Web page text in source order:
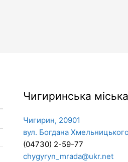
Чигиринська
Чигирин, 20901
вул. Богдана
(04730) 2-59-77
chygyryn_mrada@ukr.net